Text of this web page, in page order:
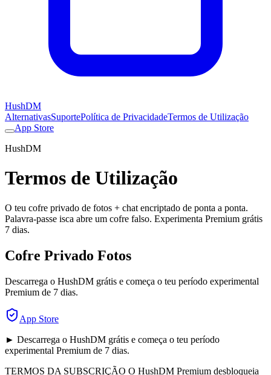
HushDM
AlternativasSuportePolítica de PrivacidadeTermos de Utilização
App Store
HushDM
Termos de Utilização
O teu cofre privado de fotos + chat encriptado de ponta a ponta.
Palavra-passe isca abre um cofre falso. Experimenta Premium grátis
7 dias.
Cofre Privado Fotos
Descarrega o HushDM grátis e começa o teu período experimental
Premium de 7 dias.
App Store
► Descarrega o HushDM grátis e começa o teu período
experimental Premium de 7 dias.
TERMOS DA SUBSCRIÇÃO O HushDM Premium desbloqueia